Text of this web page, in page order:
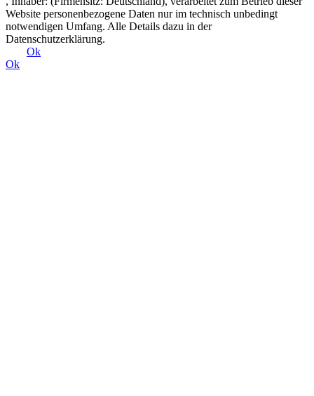
Website personenbezogene Daten nur im technisch unbedingt
notwendigen Umfang. Alle Details dazu in der
Datenschutzerklärung.
Ok
Ok